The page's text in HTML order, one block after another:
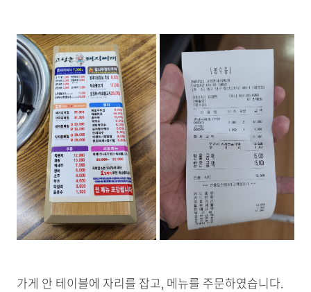
가게 안 테이블에 자리를 잡고, 메뉴를 주문하였습니다.